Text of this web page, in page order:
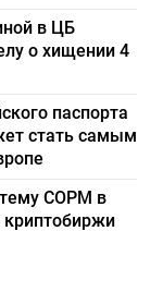
в ЦБ
о хищении 4
паспорта
стать самым
СОРМ в